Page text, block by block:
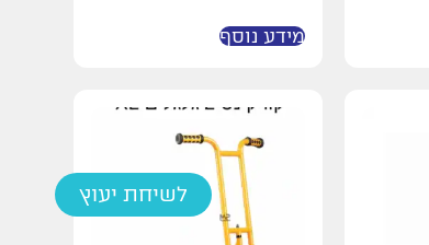
מידע נוסף
לשיחת יעוץ